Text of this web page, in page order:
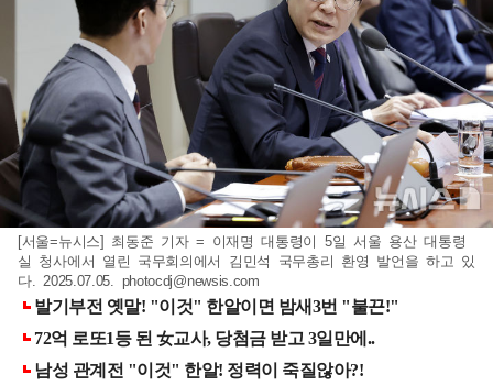
[서울=뉴시스] 최동준 기자 = 이재명 대통령이 5일 서울 용산 대통령
실 청사에서 열린 국무회의에서 김민석 국무총리 환영 발언을 하고 있
다. 2025.07.05. photocdj@newsis.com